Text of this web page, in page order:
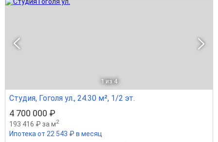
1 из 4
Студия, Гоголя ул., 24.30 м², 1/2 эт.
4 700 000 ₽
193 416 ₽ за м2
Ипотека от 22 543 ₽ в месяц